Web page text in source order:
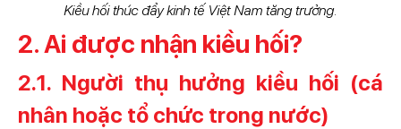
Kiều hối thúc đẩy kinh tế Việt Nam tăng trưởng.
2. Ai được nhận kiều hối?
2.1. Người thụ hưởng kiều hối (cá
nhân hoặc tổ chức trong nước)